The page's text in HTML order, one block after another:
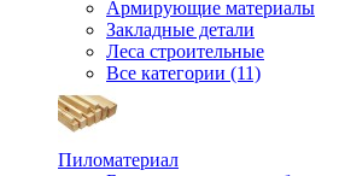
Армирующие материалы
Закладные детали
Леса строительные
Все категории (11)
Пиломатериал